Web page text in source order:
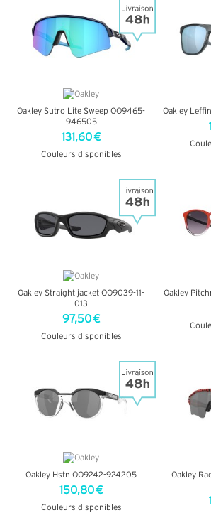
Oakley Sutro Lite Sweep OO9465-
946505
131,60 €
Couleurs disponibles
Oakley
Oakley Straight jacket OO9039-11-
013
97,50 €
Couleurs disponibles
Oakley
Oakley Hstn OO9242-924205
150,80 €
Couleurs disponibles
Oakley